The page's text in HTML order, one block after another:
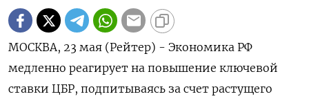
МОСКВА, 23 мая (Рейтер) - Экономика РФ
медленно реагирует на повышение ключевой
ставки ЦБР, подпитываясь за счет растущего